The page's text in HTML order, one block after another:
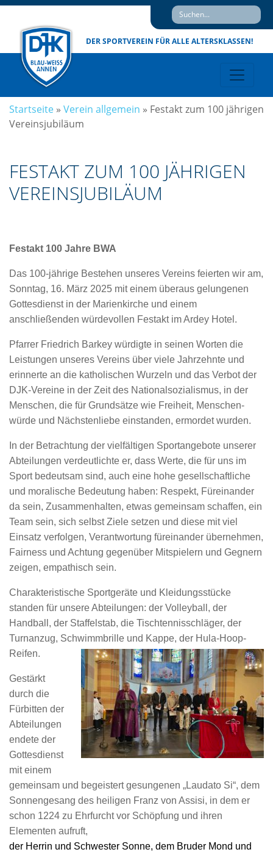
DER SPORTVEREIN FÜR ALLE ALTERSKLASSEN!
Startseite » Verein allgemein » Festakt zum 100 jährigen
Vereinsjubiläum
FESTAKT ZUM 100 JÄHRIGEN
VEREINSJUBILÄUM
Festakt 100 Jahre BWA
Das 100-jährige Bestehen unseres Vereins feierten wir am,
Sonntag, 16. März 2025 mit einem überaus gelungenen
Gottesdienst in der Marienkirche und einem
anschließenden würdevollen Festakt im Ardey Hotel.
Pfarrer Friedrich Barkey würdigte in seinen Worten die
Leistungen unseres Vereins über viele Jahrzehnte und
erinnerte an die katholischen Wurzeln und das Verbot der
DJK-Vereine in der Zeit des Nationalsozialismus, in der
Menschen, die für Grundsätze wie Freiheit, Menschen-
würde und Nächstenliebe einstanden, ermordet wurden.
In der Betrachtung der vielfältigen Sportangebote unserer
Abteilungen verdeutlichte er, dass Werte, die für uns im
Sport bedeutsam sind, auch eine hohe gesellschaftliche
und moralische Bedeutung haben: Respekt, Füreinander
da sein, Zusammenhalten, etwas gemeinsam schaffen, ein
Team sein, sich selbst Ziele setzen und diese mit viel
Einsatz verfolgen, Verantwortung füreinander übernehmen,
Fairness und Achtung gegenüber Mitspielern und Gegnern
zeigen, empathisch sein.
Charakteristische Sportgeräte und Kleidungsstücke
standen für unsere Abteilungen: der Volleyball, der
Handball, der Staffelstab, die Tischtennisschläger, der
Turnanzug, Schwimmbrille und Kappe, der Hula-Hoop-
Reifen.
Gestärkt
durch die
Fürbitten der
Abteilungen
endete der
Gottesdienst
mit einem
gemeinsam und begeistert gesungenen „Laudato Si“, dem
Sonnengesang des heiligen Franz von Assisi, in dem er
schon 1224 zu Ehrfurcht vor Schöpfung und ihren
Elementen aufruft,
der Herrin und Schwester Sonne, dem Bruder Mond und